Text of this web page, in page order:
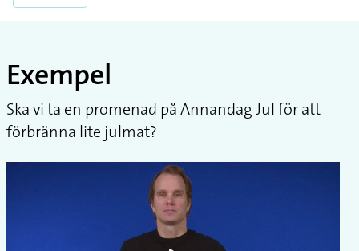
Exempel
Ska vi ta en promenad på Annandag Jul för att
förbränna lite julmat?